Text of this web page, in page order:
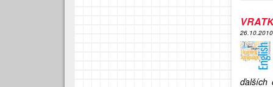
ďalších